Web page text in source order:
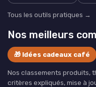
Tous les outils pratiques →
Nos meilleurs
🎁 Idées cadeaux café
Nos classements produits,
critères expliqués, mise à